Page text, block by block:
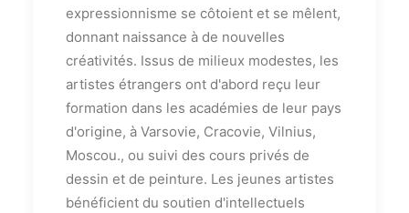
expressionnisme se côtoient et se mêlent,
donnant naissance à de nouvelles
créativités. Issus de milieux modestes, les
artistes étrangers ont d'abord reçu leur
formation dans les académies de leur pays
d'origine, à Varsovie, Cracovie, Vilnius,
Moscou., ou suivi des cours privés de
dessin et de peinture. Les jeunes artistes
bénéficient du soutien d'intellectuels